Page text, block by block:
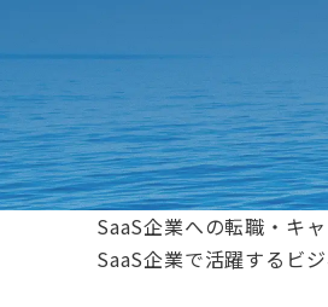
SaaS企業への転職・キ
SaaS企業で活躍するビ